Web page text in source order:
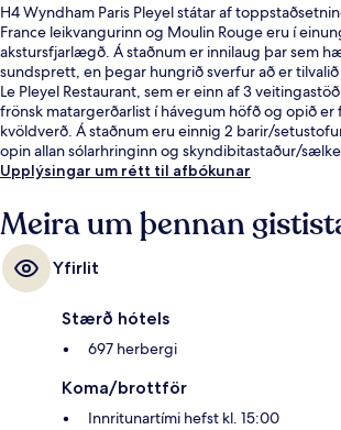
H4 Wyndham Paris Pleyel státar af
France leikvangurinn og Moulin Rouge eru í
akstursfjarlægð. Á staðnum er innilaug þar sem
sundsprett, en þegar hungrið sverfur að er tilvalið
Le Pleyel Restaurant, sem er einn af 3
frönsk matargerðarlist í hávegum höfð og opið er
kvöldverð. Á staðnum eru einnig 2 barir/
opin allan sólarhringinn og skyndibitastaður/
langt að fara til að komast í
lestarstöðin er í 15 mínútna göngufjarlægð.
Upplýsingar um rétt til afbókunar
Meira um þennan
Yfirlit
Stærð hótels
697 herbergi
Koma/brottför
Innritunartími hefst kl. 15:00